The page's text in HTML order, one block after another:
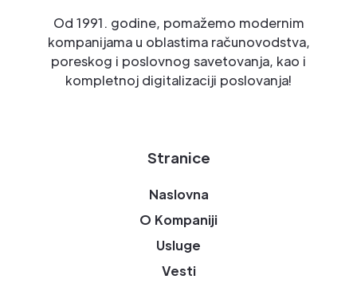
Od 1991. godine, pomažemo modernim
kompanijama u oblastima računovodstva,
poreskog i poslovnog savetovanja, kao i
kompletnoj digitalizaciji poslovanja!
Stranice
Naslovna
O Kompaniji
Usluge
Vesti